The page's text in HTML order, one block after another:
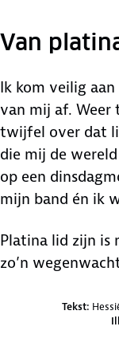
Van
Ik kom veilig
van mij af. Weer
twijfel over dat
die mij de
op een
mijn band én ik
Platina lid zijn is
zo’n
Credits en bronnen
Tekst: